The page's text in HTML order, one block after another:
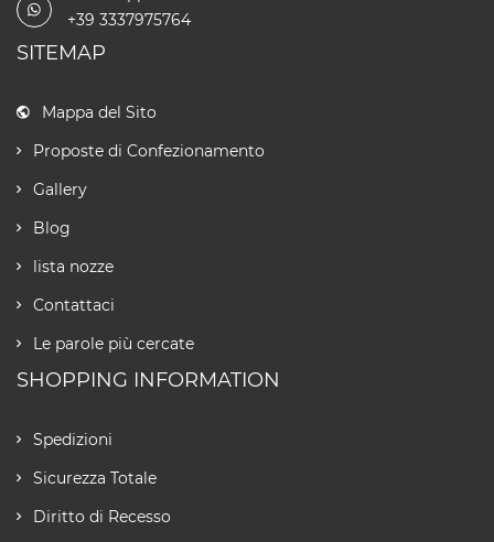
+39 3337975764
SITEMAP
Mappa del Sito
Proposte di Confezionamento
Gallery
Blog
lista nozze
Contattaci
Le parole più cercate
SHOPPING INFORMATION
Spedizioni
Sicurezza Totale
Diritto di Recesso